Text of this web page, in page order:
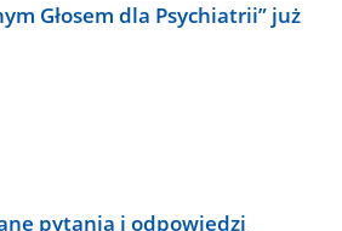
Głosem dla Psychiatrii” już
pytania i odpowiedzi